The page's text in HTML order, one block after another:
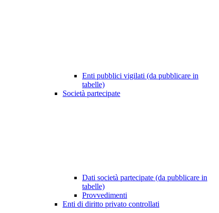
Enti pubblici vigilati (da pubblicare in
tabelle)
Società partecipate
Dati società partecipate (da pubblicare in
tabelle)
Provvedimenti
Enti di diritto privato controllati